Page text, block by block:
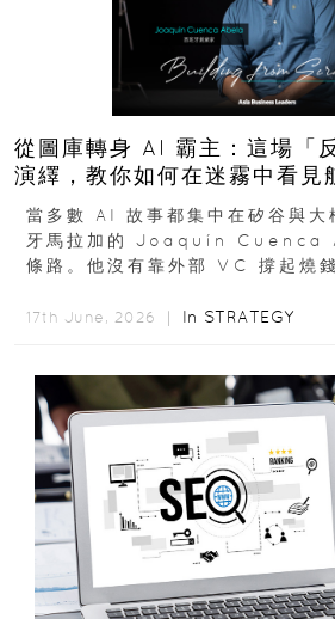
從圖庫轉身 AI 霸主：這場「
演繹，教你如何在迷霧中看見
當多數 AI 故事都集中在矽谷與大
牙馬拉加的 Joaquín Cuenca
條路。他沒有靠外部 VC 撐起燒
17th June, 2026 ｜ In STRATEGY